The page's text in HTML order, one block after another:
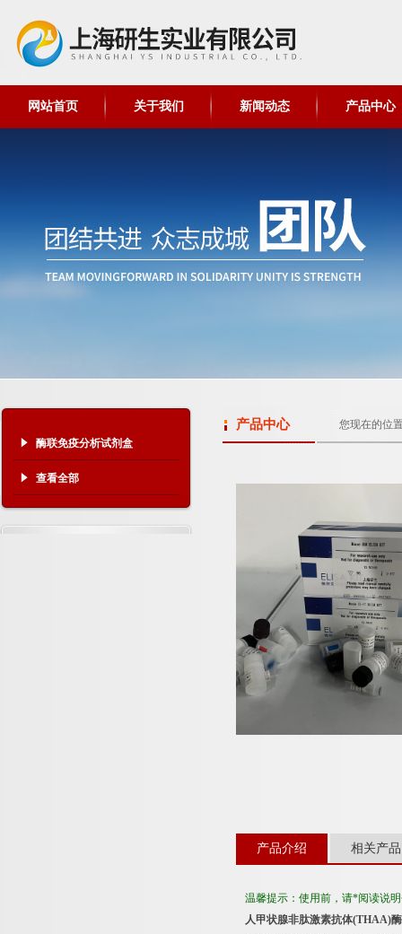
网站首页 关于我们 新闻动态 产品中心
酶联免疫分析试剂盒
查看全部
产品中心 您现在的位
产品介绍 相关产品
温馨提示：使用前，请*阅读说
人甲状腺非肽激素抗体(THAA)